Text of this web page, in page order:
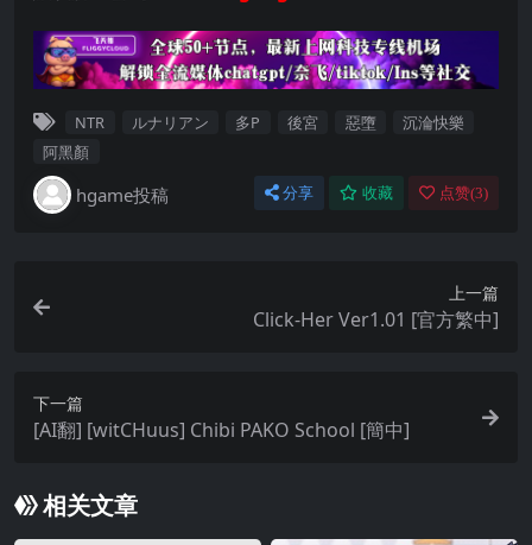
NTR ルナリアン 多P 後宮 惡墮
沉淪快樂
阿黑顏
hgame投稿 分享 收藏 点赞(3)
上一篇
Click-Her Ver1.01 [官方繁中]
下一篇
[AI翻] [witCHuus] Chibi PAKO School [簡中]
相关文章